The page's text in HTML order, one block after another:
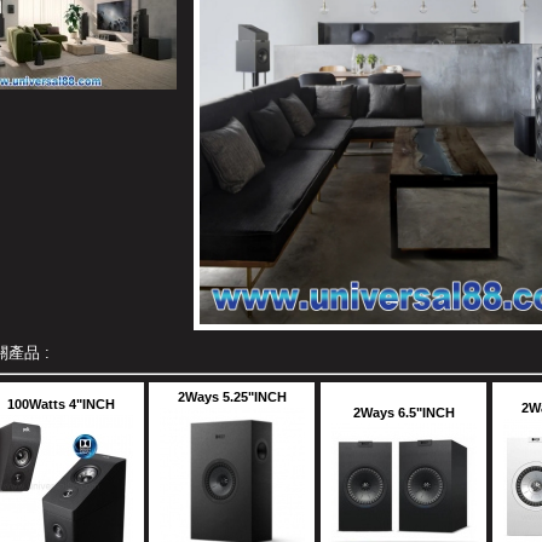
產品 :
100Watts 4"INCH
2Ways 5.25"INCH
2Ways 6.5"INCH